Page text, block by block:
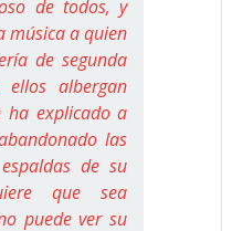
de todos, y
música a quien
de segunda
albergan
ha explicado a
las
de su
que sea
puede ver su